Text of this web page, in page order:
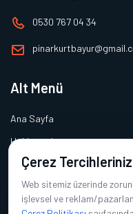
0530 767 04 34
Alt Menü
Ana Sayfa
Hakkımızda
Ürünlerimiz
Referanslarımız
İletişim
Çerez Tercihleriniz
Web sitemiz üzerinde
işlevsel ve reklam/